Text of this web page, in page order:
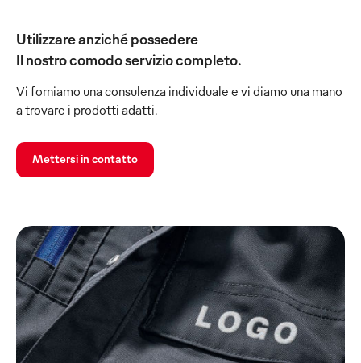
Utilizzare anziché possedere
Il nostro comodo servizio completo.
Vi forniamo una consulenza individuale e vi diamo una mano
a trovare i prodotti adatti.
Mettersi in contatto